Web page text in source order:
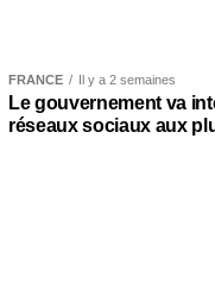
FRANCE Il y a 2 semaines
Le gouvernement va
réseaux sociaux aux